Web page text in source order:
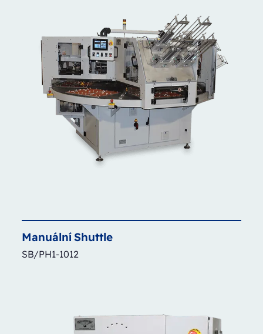
ManuálníShuttle
SB/PH1-1012